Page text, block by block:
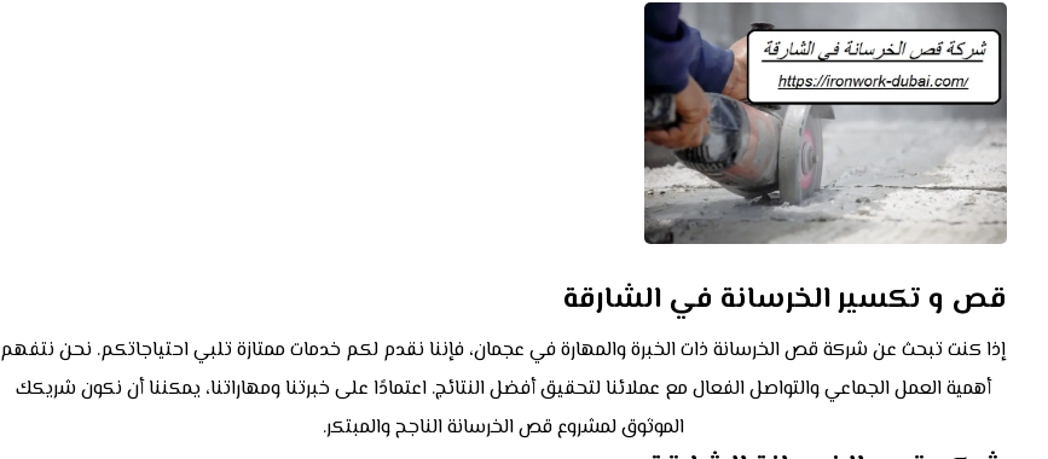
قص و تكسير الخرسانة في الشارقة
إذا كنت تبحث عن شركة قص الخرسانة ذات الخبرة والمهارة في عجمان، فإننا نقدم لكم خدمات ممتازة تلبي احتياجاتكم. نحن نتفهم
أهمية العمل الجماعي والتواصل الفعال مع عملائنا لتحقيق أفضل النتائج. اعتمادًا على خبرتنا ومهاراتنا، يمكننا أن نكون شريكك
الموثوق لمشروع قص الخرسانة الناجح والمبتكر.